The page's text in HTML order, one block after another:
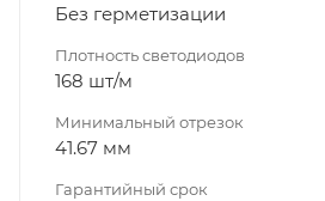
Без герметизации
Плотность светодиодов
168 шт/м
Минимальный отрезок
41.67 мм
Гарантийный срок